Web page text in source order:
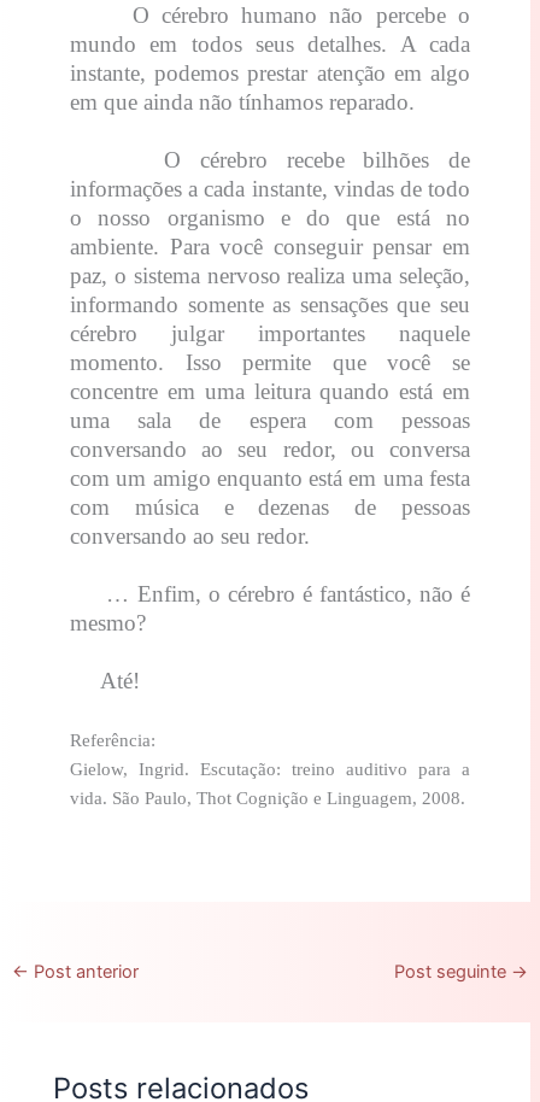
O cérebro humano não percebe o
mundo em todos seus detalhes. A cada
instante, podemos prestar atenção em algo
em que ainda não tínhamos reparado.
O cérebro recebe bilhões de
informações a cada instante, vindas de todo
o nosso organismo e do que está no
ambiente. Para você conseguir pensar em
paz, o sistema nervoso realiza uma seleção,
informando somente as sensações que seu
cérebro julgar importantes naquele
momento. Isso permite que você se
concentre em uma leitura quando está em
uma sala de espera com pessoas
conversando ao seu redor, ou conversa
com um amigo enquanto está em uma festa
com música e dezenas de pessoas
conversando ao seu redor.
… Enfim, o cérebro é fantástico, não é
mesmo?
Até!
Referência:
Gielow, Ingrid. Escutação: treino auditivo para a
vida. São Paulo, Thot Cognição e Linguagem, 2008.
← Post anterior Post seguinte →
Posts relacionados